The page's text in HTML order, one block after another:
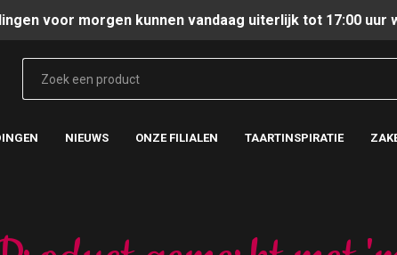
voor morgen kunnen vandaag uiterlijk tot 17:00 uur
NIEUWS ONZE FILIALEN TAARTINSPIRATIE